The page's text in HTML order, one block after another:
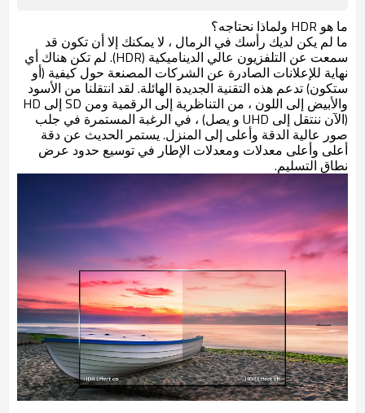
ما هو HDR ولماذا نحتاجه؟
ما لم يكن لديك رأسك في الرمال ، لا يمكنك إلا أن تكون قد
سمعت عن التلفزيون عالي الديناميكية (HDR). لم تكن هناك أي
نهاية للإعلانات الصادرة عن الشركات المصنعة حول كيفية (أو
ستكون) تدعم هذه التقنية الجديدة الهائلة. لقد انتقلنا من الأسود
والأبيض إلى اللون ، من التناظرية إلى الرقمية ومن SD إلى HD
(الآن ننتقل إلى UHD و يصل) ، في الرغبة المستمرة في جلب
صور عالية الدقة وأعلى إلى المنزل. يستمر الحديث عن دقة
أعلى وأعلى معدلات ومعدلات الإطار في توسيع حدود عرض
نطاق التسليم.